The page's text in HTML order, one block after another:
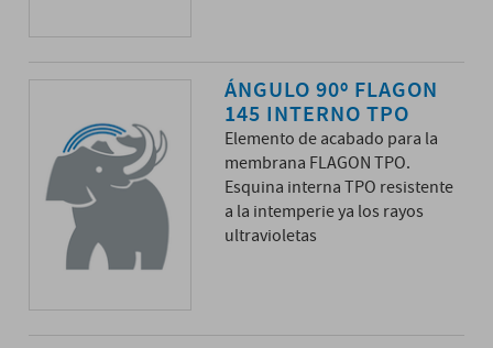
ÁNGULO 90º FLAGON
145 INTERNO TPO
Elemento de acabado para la
membrana FLAGON TPO.
Esquina interna TPO resistente
a la intemperie ya los rayos
ultravioletas